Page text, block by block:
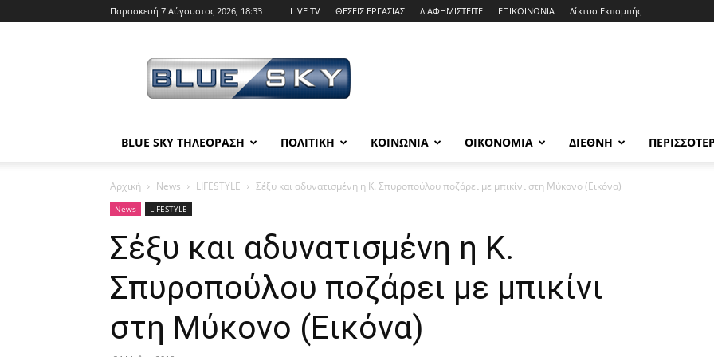
Παρασκευή 7 Αύγουστος 2026, 18:33 LIVE TV ΘΕΣΕΙΣ ΕΡΓΑΣΙΑΣ ΔΙΑΦΗΜΙΣΤΕΙΤΕ ΕΠΙΚΟΙΝΩΝΙΑ Δίκτυο Εκπομπής
SKY
BLUE SKY ΤΗΛΕΟΡΑΣΗ ΠΟΛΙΤΙΚΗ ΚΟΙΝΩΝΙΑ ΟΙΚΟΝΟΜΙΑ ΔΙΕΘΝΗ
Αρχική News LIFESTYLE Σέξυ και αδυνατισμένη η Κ. Σπυροπούλου ποζάρει με μπικίνι στη Μύκονο (Εικόνα)
News LIFESTYLE
Σέξυ και αδυνατισμένη η Κ.
Σπυροπούλου ποζάρει με μπικίνι
στη Μύκονο (Εικόνα)